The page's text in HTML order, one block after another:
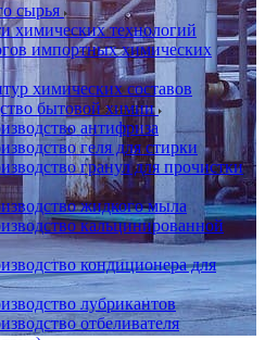
сырья
химических технологий
импортных химических
химических составов
бытовой химии
антифриза
геля для стирки
гранул для прочистки
жидкого мыла
кальцинированной
кондиционера для
лубрикантов
отбеливателя